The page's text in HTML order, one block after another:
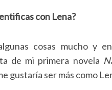
con Lena?
cosas mucho y
de mi primera novela
gustaría ser más como